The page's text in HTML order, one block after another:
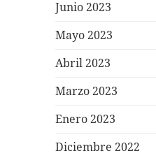
Junio 2023
Mayo 2023
Abril 2023
Marzo 2023
Enero 2023
Diciembre 2022